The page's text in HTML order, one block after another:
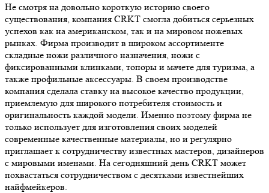
Не смотря на довольно короткую историю своего
существования, компания CRKT смогла добиться серьезных
успехов как на американском, так и на мировом ножевых
рынках. Фирма производит в широком ассортименте
складные ножи различного назначения, ножи с
фиксированными клинками, топоры и мачете для туризма, а
также профильные аксессуары. В своем производстве
компания сделала ставку на высокое качество продукции,
приемлемую для широкого потребителя стоимость и
оригинальность каждой модели. Именно поэтому фирма не
только использует для изготовления своих моделей
современные качественные материалы, но и регулярно
приглашает к сотрудничеству известных мастеров, дизайнеров
с мировыми именами. На сегодняшний день CRKT может
похвастаться сотрудничеством с десятками известнейших
найфмейкеров.